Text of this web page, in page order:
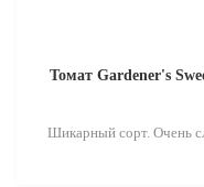
Томат Gardener's
Шикарный сорт. Очень